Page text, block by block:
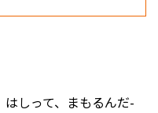
はしって、まもるんだ-